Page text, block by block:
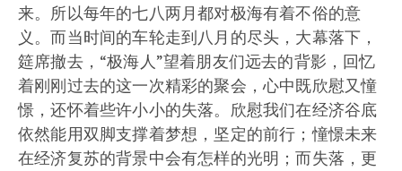
来。所以每年的七八两月都对极海有着不俗的意
义。而当时间的车轮走到八月的尽头，大幕落下，
筵席撤去，“极海人”望着朋友们远去的背影，回忆
着刚刚过去的这一次精彩的聚会，心中既欣慰又憧
憬，还怀着些许小小的失落。欣慰我们在经济谷底
依然能用双脚支撑着梦想，坚定的前行；憧憬未来
在经济复苏的背景中会有怎样的光明；而失落，更